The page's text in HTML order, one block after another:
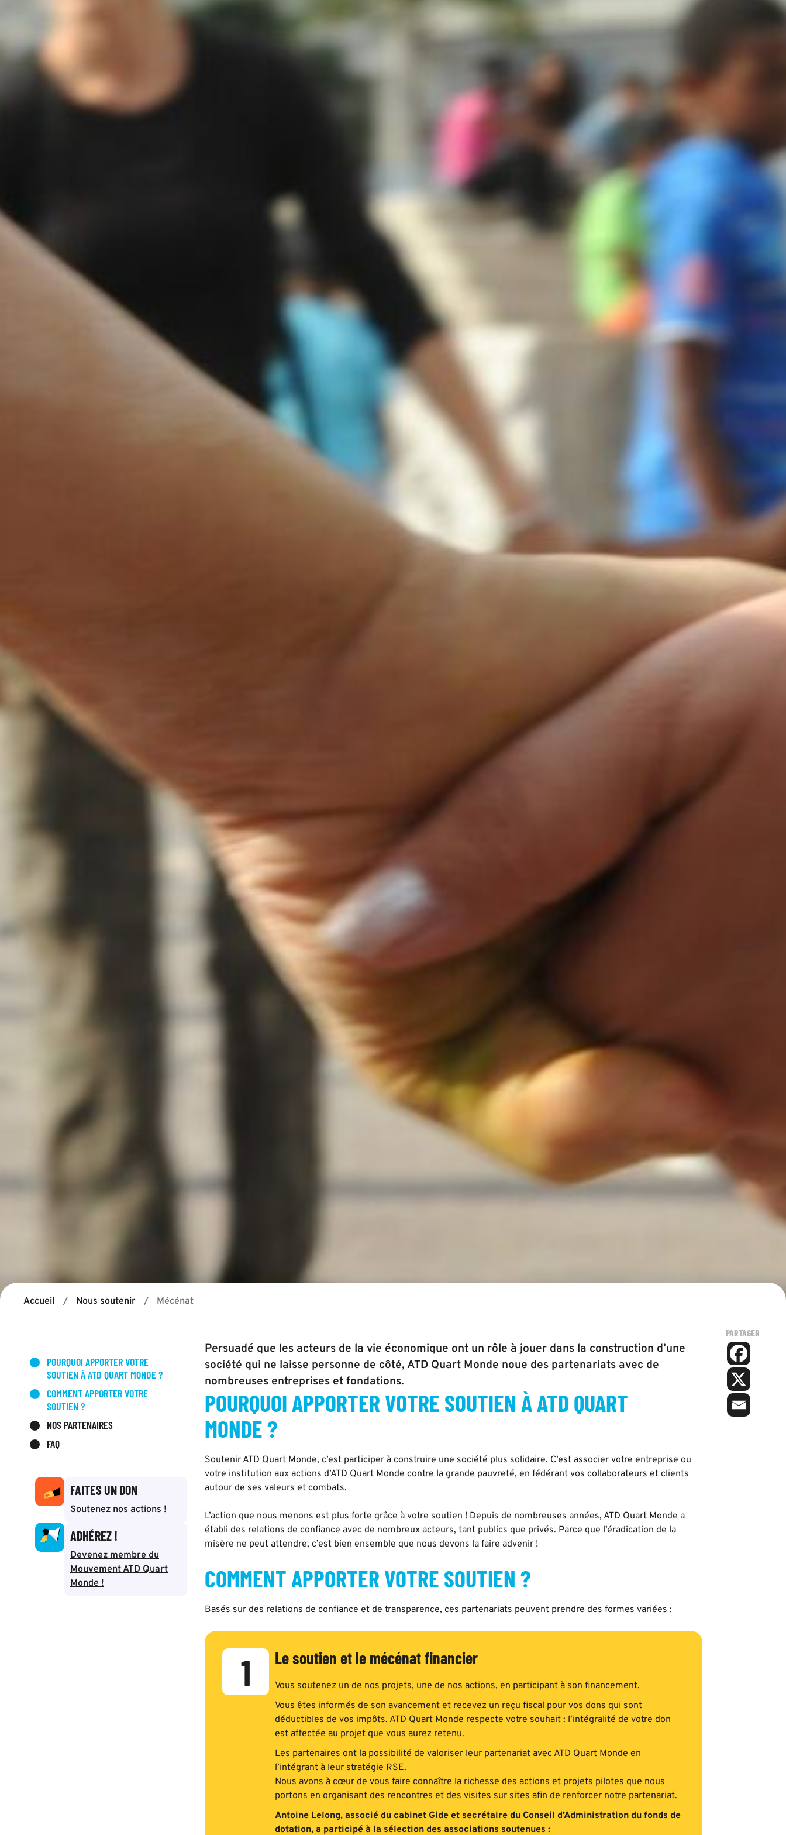
Accueil / Nous soutenir / Mécénat
POURQUOI APPORTER VOTRE
SOUTIEN À ATD QUART MONDE ?
COMMENT APPORTER VOTRE
SOUTIEN ?
NOS PARTENAIRES
FAQ
FAITES UN DON
Soutenez nos actions !
ADHÉREZ !
Devenez membre du
Mouvement ATD Quart
Monde !
Persuadé que les acteurs de la vie économique ont un rôle à jouer dans la construction d’une
société qui ne laisse personne de côté, ATD Quart Monde noue des partenariats avec de
nombreuses entreprises et fondations.
POURQUOI APPORTER VOTRE SOUTIEN À ATD QUART
MONDE ?
Soutenir ATD Quart Monde, c’est participer à construire une société plus solidaire. C’est associer votre entreprise ou
votre institution aux actions d’ATD Quart Monde contre la grande pauvreté, en fédérant vos collaborateurs et clients
autour de ses valeurs et combats.
L’action que nous menons est plus forte grâce à votre soutien ! Depuis de nombreuses années, ATD Quart Monde a
établi des relations de confiance avec de nombreux acteurs, tant publics que privés. Parce que l’éradication de la
misère ne peut attendre, c’est bien ensemble que nous devons la faire advenir !
COMMENT APPORTER VOTRE SOUTIEN ?
Basés sur des relations de confiance et de transparence, ces partenariats peuvent prendre des formes variées :
1 Le soutien et le mécénat financier
Vous soutenez un de nos projets, une de nos actions, en participant à son financement.
Vous êtes informés de son avancement et recevez un reçu fiscal pour vos dons qui sont
déductibles de vos impôts. ATD Quart Monde respecte votre souhait : l’intégralité de votre don
est affectée au projet que vous aurez retenu.
Les partenaires ont la possibilité de valoriser leur partenariat avec ATD Quart Monde en
l’intégrant à leur stratégie RSE.
Nous avons à cœur de vous faire connaître la richesse des actions et projets pilotes que nous
portons en organisant des rencontres et des visites sur sites afin de renforcer notre partenariat.
Antoine Lelong, associé du cabinet Gide et secrétaire du Conseil d’Administration du fonds de
dotation, a participé à la sélection des associations soutenues :
PARTAGER